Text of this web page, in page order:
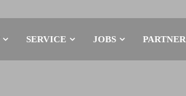
SERVICE JOBS PARTNER